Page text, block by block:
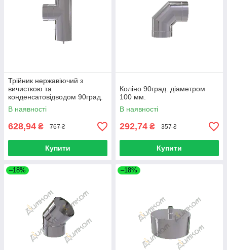
Трійник нержавіючий з
вичисткою та
конденсатовідводом 90град.
діаметром 100 мм.
В наявності
628,94 ₴ 767 ₴
Купити
Коліно 90град. діаметром
100 мм.
В наявності
292,74 ₴ 357 ₴
Купити
–18% –18%